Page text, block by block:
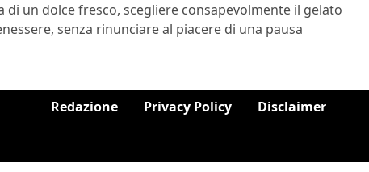
di un dolce fresco, scegliere consapevolmente il gelato
senza rinunciare al piacere di una pausa
Redazione Privacy Policy Disclaimer